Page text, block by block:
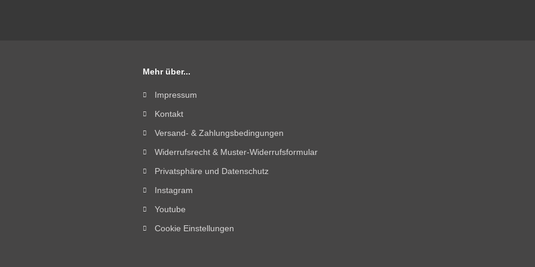
Mehr über...
Impressum
Kontakt
Versand- & Zahlungsbedingungen
Widerrufsrecht & Muster-Widerrufsformular
Privatsphäre und Datenschutz
Instagram
Youtube
Cookie Einstellungen